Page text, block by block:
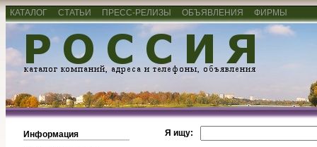
КАТАЛОГ СТАТЬИ ПРЕСС-РЕЛИЗЫ ОБЪЯВЛЕНИЯ ФИРМЫ
Информация
Я ищу: